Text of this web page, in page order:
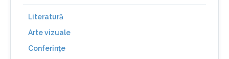
Literatură
Arte vizuale
Conferinţe